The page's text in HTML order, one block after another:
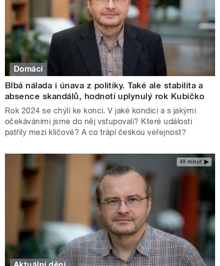
Domácí
Blbá nálada i únava z politiky. Také ale stabilita a
absence skandálů, hodnotí uplynulý rok Kubičko
Rok 2024 se chýlí ke konci. V jaké kondici a s jakými
očekáváními jsme do něj vstupovali? Které události
patřily mezi klíčové? A co trápí českou veřejnost?
49 minut